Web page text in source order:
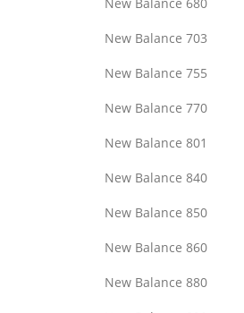
New Balance 703
New Balance 755
New Balance 770
New Balance 801
New Balance 840
New Balance 850
New Balance 860
New Balance 880